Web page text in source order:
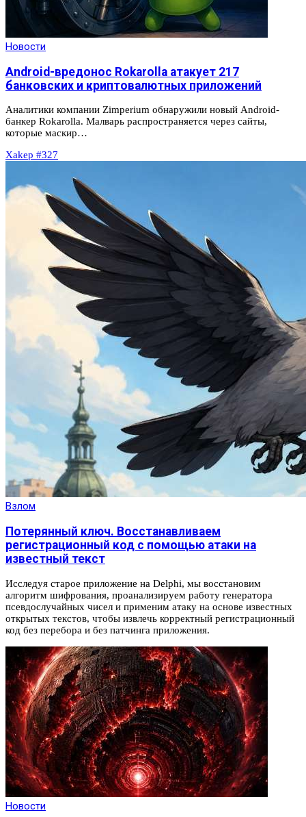
Новости
Android-вредонос Rokarolla атакует 217
банковских и криптовалютных приложений
Аналитики компании Zimperium обнаружили новый Android-
банкер Rokarolla. Малварь распространяется через сайты,
которые маскир…
Xakep #327
Взлом
Потерянный ключ. Восстанавливаем
регистрационный код с помощью атаки на
известный текст
Исследуя старое приложение на Delphi, мы восстановим
алгоритм шифрования, проанализируем работу генератора
псевдослучайных чисел и применим атаку на основе известных
открытых текстов, чтобы извлечь корректный регистрационный
код без перебора и без патчинга приложения.
Новости